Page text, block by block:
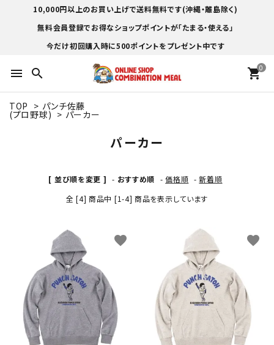
10,000円以上のお買い上げで送料無料です(沖縄・離島除く)
無料会員登録でお得なショップポイントが「たまる・使える」
今だけ初回購入時に500ポイントをプレゼント中です
menu search 0
shopping_cart
TOP > パンチ佐藤
(プロ野球) > パーカー
パーカー
[ 並び順を変更 ] - おすすめ順 -価格順 -新着順
全 [4] 商品中 [1-4] 商品を表示しています
favorite favorite